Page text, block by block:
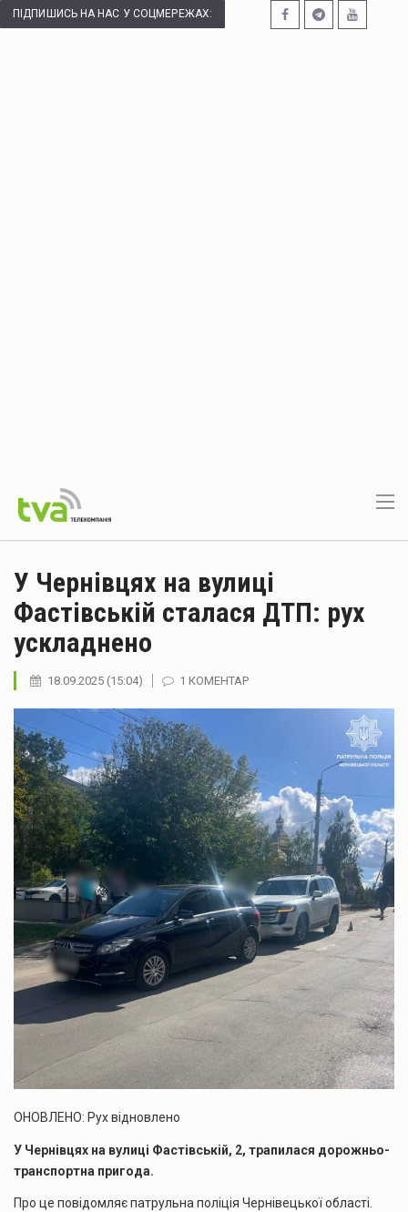
ПІДПИШИСЬ НА НАС У СОЦМЕРЕЖАХ:
У Чернівцях на вулиці
Фастівській сталася ДТП: рух
ускладнено
18.09.2025 (15:04) 1 КОМЕНТАР
ОНОВЛЕНО: Рух відновлено
У Чернівцях на вулиці Фастівській, 2, трапилася дорожньо-
транспортна пригода.
Про це повідомляє патрульна поліція Чернівецької області.